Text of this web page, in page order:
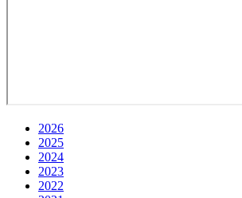
2026
2025
2024
2023
2022